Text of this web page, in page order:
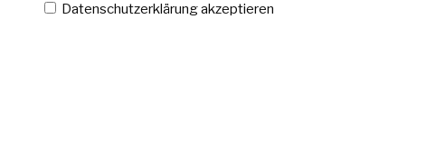
Datenschutzerklärung akzeptieren